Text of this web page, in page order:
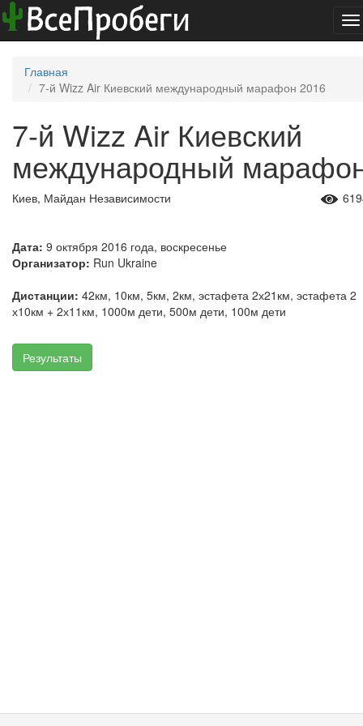
Главная
7-й Wizz Air Киевский международный марафон 2016
7-й Wizz Air Киевский
международный
Киев, Майдан Независимости
Дата: 9 октября 2016 года, воскресенье
Организатор: Run Ukraine
Дистанции: 42км, 10км, 5км, 2км, эстафета 2х21км, эстафета 2
х10км + 2х11км, 1000м дети, 500м дети, 100м дети
Результаты